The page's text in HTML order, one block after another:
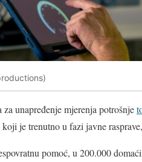
unapređenje mjerenja potrošnje
je trenutno u fazi javne
pomoć, u 200.000